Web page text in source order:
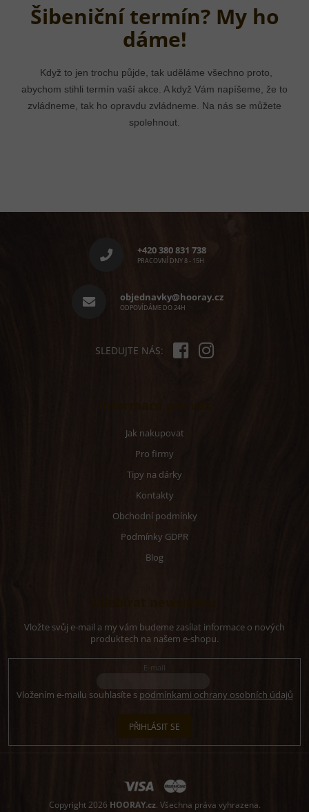
Šibeniční termín? My ho
dáme!
Když to jen trochu půjde, tak uděláme všechno proto,
abychom stihli termín vaší akce. A když Vám napíšeme, že to
zvládneme, tak ho opravdu zvládneme. Na nás se můžete
spolehnout.
Z
+420 380 831 738
PRACOVNÍ DNY 8 - 15H
objednavky@hooray.cz
ODPOVÍDÁME DO 24H
SLEDUJTE NÁS:
Jak nakupovat
Pro firmy
Tipy na dárky
Kontakty
Obchodní podmínky
Podmínky GDPR
Blog
Vložte svůj e-mail a my vám budeme zasílat informace o nových
produktech na našem e-shopu.
E-mail
Vložením e-mailu souhlasíte s podmínkami ochrany osobních údajů
PŘIHLÁSIT SE
Copyright 2026 HOORAY.cz. Všechna práva vyhrazena.